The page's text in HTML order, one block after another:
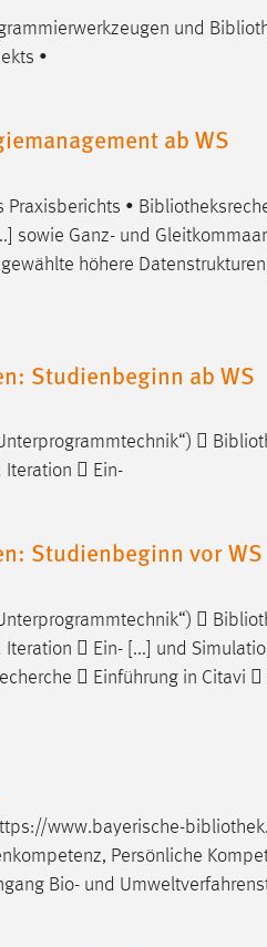
und
•
ab WS
Praxisberichts •
sowie Ganz- und
höhere
Studienbeginn ab WS

Iteration  Ein-
Studienbeginn vor WS

 Ein- [...] und
 Einführung in Citavi 
www.bayerische-bibliothek
Persönliche
Bio- und